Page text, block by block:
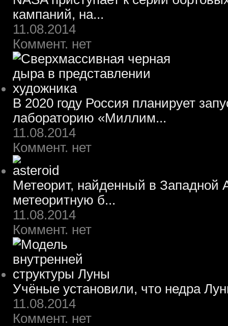
кампаний, на...
11.08.2014
Коммент. нет
В 2020 году Россия планирует
лабораторию «Миллим...
11.08.2014
Коммент. нет
Метеорит, найденный в Западной
метеоритную б...
11.08.2014
Коммент. нет
Учёные установили, что недра
11.08.2014
Коммент. нет